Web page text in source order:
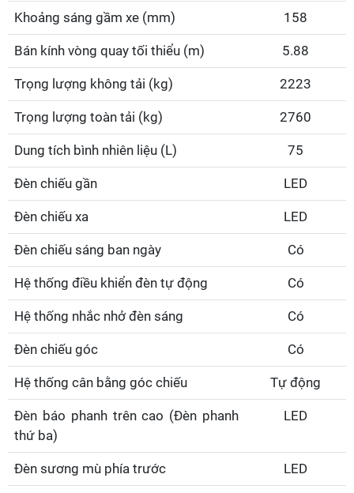
Khoảng sáng gầm xe (mm) 158
Bán kính vòng quay tối thiểu (m) 5.88
Trọng lượng không tải (kg) 2223
Trọng lượng toàn tải (kg) 2760
Dung tích bình nhiên liệu (L) 75
Đèn chiếu gần LED
Đèn chiếu xa LED
Đèn chiếu sáng ban ngày Có
Hệ thống điều khiển đèn tự động Có
Hệ thống nhắc nhở đèn sáng Có
Đèn chiếu góc Có
Hệ thống cân bằng góc chiếu Tự động
Đèn báo phanh trên cao (Đèn phanh
thứ ba)
LED
Đèn sương mù phía trước LED